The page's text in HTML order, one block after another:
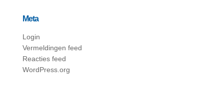
Meta
Login
Vermeldingen feed
Reacties feed
WordPress.org